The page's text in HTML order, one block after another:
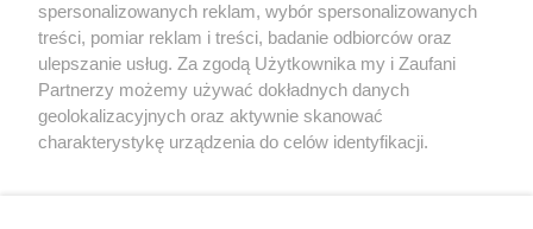
X Facebook Instagram Youtube
spersonalizowanych reklam, wybór spersonalizowanych
treści, pomiar reklam i treści, badanie odbiorców oraz
ulepszanie usług. Za zgodą Użytkownika my i Zaufani
Partnerzy możemy używać dokładnych danych
geolokalizacyjnych oraz aktywnie skanować
charakterystykę urządzenia do celów identyfikacji.